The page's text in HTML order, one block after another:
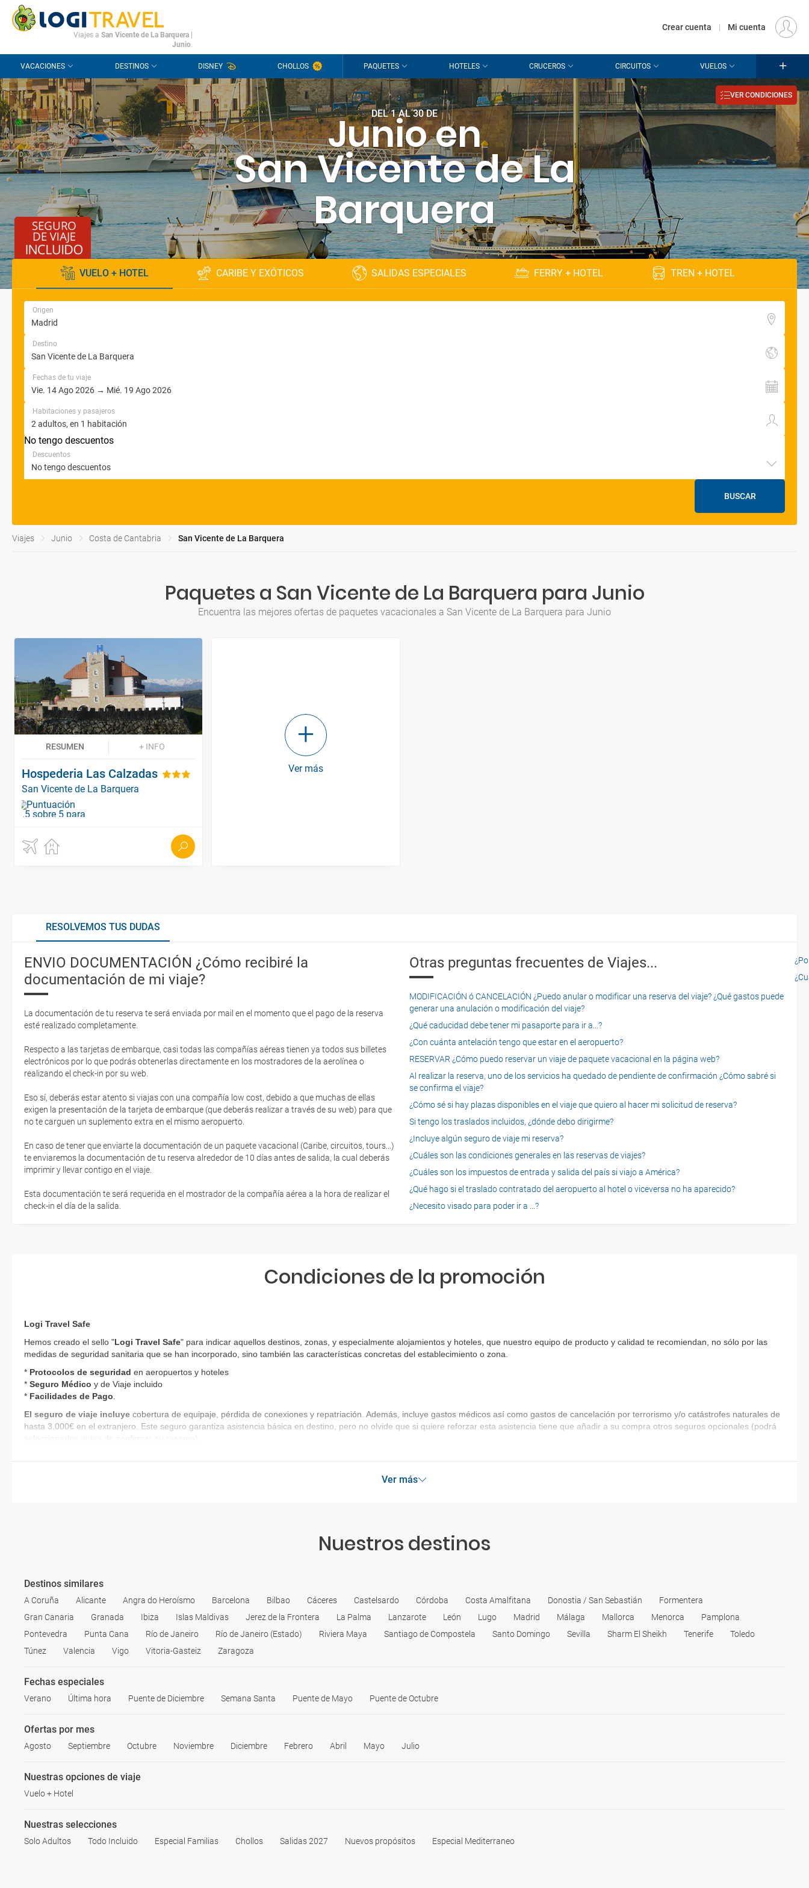
CONTACTO PREGUNTAS FRECUENTES
Viajes a San Vicente de La Barquera
Junio.
Crear cuenta | Mi cuenta
VACACIONES DESTINOS DISNEY CHOLLOS PAQUETES HOTELES CRUCEROS CIRCUITOS VUELOS
DEL 1 AL 30 DE
Junio en
San Vicente de La
Barquera
VER CONDICIONES
VUELO + HOTEL CARIBE Y EXÓTICOS SALIDAS ESPECIALES FERRY + HOTEL TREN + HOTEL
Origen
Destino
Fechas de tu viaje
Habitaciones y pasajeros
No tengo descuentos
Descuentos
BUSCAR
Viajes Junio Costa de Cantabria San Vicente de La Barquera
Paquetes a San Vicente de La Barquera para Junio
Encuentra las mejores ofertas de paquetes vacacionales a San Vicente de La Barquera para Junio
RESUMEN + INFO
Hospederia Las Calzadas
San Vicente de La Barquera
Ver más
RESOLVEMOS TUS DUDAS
ENVIO DOCUMENTACIÓN ¿Cómo recibiré la
documentación de mi viaje?
La documentación de tu reserva te será enviada por mail en el momento que el pago de la reserva
esté realizado completamente.
Respecto a las tarjetas de embarque, casi todas las compañías aéreas tienen ya todos sus billetes
electrónicos por lo que podrás obtenerlas directamente en los mostradores de la aerolínea o
realizando el check-in por su web.
Eso sí, deberás estar atento si viajas con una compañía low cost, debido a que muchas de ellas
exigen la presentación de la tarjeta de embarque (que deberás realizar a través de su web) para que
no te carguen un suplemento extra en el mismo aeropuerto.
En caso de tener que enviarte la documentación de un paquete vacacional (Caribe, circuitos, tours...)
te enviaremos la documentación de tu reserva alrededor de 10 días antes de salida, la cual deberás
imprimir y llevar contigo en el viaje.
Esta documentación te será requerida en el mostrador de la compañía aérea a la hora de realizar el
check-in el día de la salida.
Otras preguntas frecuentes de Viajes...
MODIFICACIÓN ó CANCELACIÓN ¿Puedo anular o modificar una reserva del viaje? ¿Qué gastos puede
generar una anulación o modificación del viaje?
¿Qué caducidad debe tener mi pasaporte para ir a...?
¿Con cuánta antelación tengo que estar en el aeropuerto?
RESERVAR ¿Cómo puedo reservar un viaje de paquete vacacional en la página web?
Al realizar la reserva, uno de los servicios ha quedado de pendiente de confirmación ¿Cómo sabré si
se confirma el viaje?
¿Cómo sé si hay plazas disponibles en el viaje que quiero al hacer mi solicitud de reserva?
Si tengo los traslados incluidos, ¿dónde debo dirigirme?
¿Incluye algún seguro de viaje mi reserva?
¿Cuáles son las condiciones generales en las reservas de viajes?
¿Cuáles son los impuestos de entrada y salida del país si viajo a América?
¿Qué hago si el traslado contratado del aeropuerto al hotel o viceversa no ha aparecido?
¿Necesito visado para poder ir a ...?
Condiciones de la promoción
Logi Travel Safe
Hemos creado el sello "Logi Travel Safe" para indicar aquellos destinos, zonas, y especialmente alojamientos y hoteles, que nuestro equipo de producto y calidad te recomiendan, no sólo por las
medidas de seguridad sanitaria que se han incorporado, sino también las características concretas del establecimiento o zona.
* Protocolos de seguridad en aeropuertos y hoteles
* Seguro Médico y de Viaje incluido
* Facilidades de Pago
El seguro de viaje incluye cobertura de equipaje, pérdida de conexiones y repatriación. Además, incluye gastos médicos así como gastos de cancelación por terrorismo y/o catástrofes naturales de
hasta 3.000€ en el extranjero. Este seguro garantiza asistencia básica en destino, pero no olvide que si quiere reforzar esta asistencia tiene que añadir a su compra otros seguros opcionales (podrá
seleccionarlos antes de confirmar su reserva).
Ver más
Nuestros destinos
Destinos similares
A Coruña Alicante Angra do Heroísmo Barcelona Bilbao Cáceres Castelsardo Córdoba Costa Amalfitana Donostia / San Sebastián
Formentera
Gran Canaria
Granada Ibiza Islas Maldivas Jerez de la Frontera La Palma Lanzarote León Lugo Madrid Málaga Mallorca Menorca
Pamplona
Pontevedra
Punta Cana Río de Janeiro Río de Janeiro (Estado) Riviera Maya Santiago de Compostela Santo Domingo Sevilla Sharm El Sheikh Tenerife
Toledo
Túnez
Valencia Vigo Vitoria-Gasteiz Zaragoza
Fechas especiales
Verano Última hora Puente de Diciembre Semana Santa Puente de Mayo Puente de Octubre
Ofertas por mes
Agosto Septiembre Octubre Noviembre Diciembre Febrero Abril Mayo Julio
Nuestras opciones de viaje
Vuelo + Hotel
Nuestras selecciones
Solo Adultos Todo Incluido Especial Familias Chollos Salidas 2027 Nuevos propósitos Especial Mediterraneo